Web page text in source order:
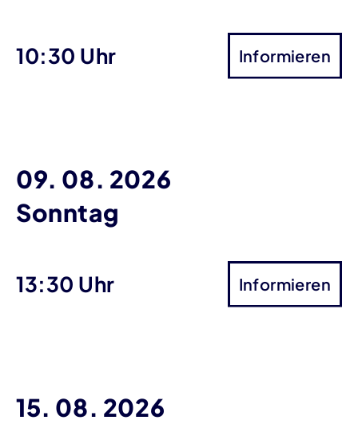
10:30 Uhr Informieren
09. 08. 2026
Sonntag
13:30 Uhr Informieren
15. 08. 2026